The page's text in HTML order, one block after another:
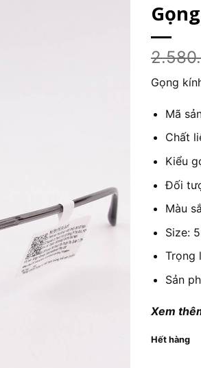
Gọng
Mã
Chất
Kiểu
Đối
Màu
Size:
Trọng
Sản
Xem
Hết hàng